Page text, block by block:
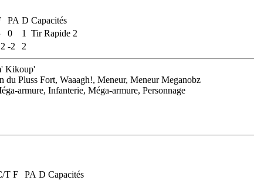
PA D Capacités
0 1
Tir Rapide 2
-2 2
Kikoup'
du Pluss Fort, Waaagh!, Meneur, Meneur Meganobz
armure, Infanterie, Méga-armure, Personnage
T F PA D Capacités